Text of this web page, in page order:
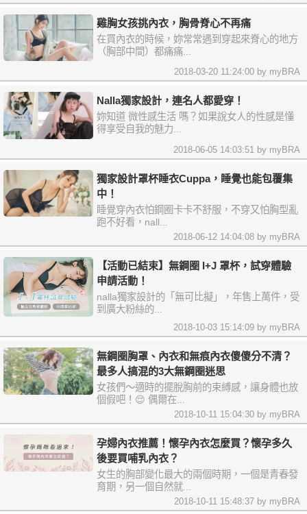
雞胸女孩挑內衣，胸骨脊心不再痛
在買內衣的時候，妳常常遇到穿起來脊心的地方
（胸部中間）都痛痛...
2018-03-20 11:24:00 by myBRA
Nalla獨家設計，連名人都愛穿！
妳知道 微性感生活 嗎？如果說女人的性感是懂
得享受自我的魅力...
2018-06-05 14:03:51 by myBRA
獨家設計罩杯睡衣Cuppa，睡覺也能包覆集
中！
睡覺穿內衣怕鋼圈卡卡不舒服，不穿又怕胸型亂
跑不好看，nall...
2018-06-12 14:04:08 by myBRA
【活動已結束】無鋼圈 I+J 罩杯，試穿體驗
申請活動！
nalla獨家設計的「無可比擬」，年售上萬件，受
到廣大粉絲的...
2018-10-03 15:14:09 by myBRA
無鋼圈胸罩、內衣和無痕內衣傻傻分不清？
最多人搞混的3大無鋼圈迷思
女孩們～適時的擺脫胸前的束縛感，讓身體也放
個假吧！😌 偶爾在...
2018-10-11 15:04:30 by myBRA
孕婦內衣推薦！懷孕內衣怎麼買？懷孕多久
後要買哺乳內衣？
女生的胸部變化最大的兩個時期，一個是青春發
育期，另一個自然就...
2018-10-11 15:48:37 by myBRA